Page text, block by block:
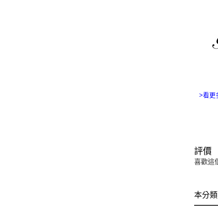
>看更
評價
喜歡這
本分